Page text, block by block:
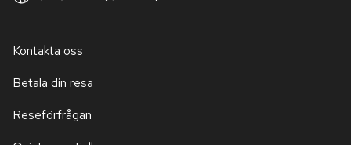
Kontakta oss
Betala din resa
Reseförfrågan